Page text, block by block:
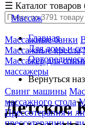
☰ Каталог товаров
Массаж
Массажные банки
Массажные кресла
Массажер для
массажеры
Свинг машины
массажного стола
Прессотерапия и
прессотерапии и
Главная
Для дома и
Вернуться
Детское